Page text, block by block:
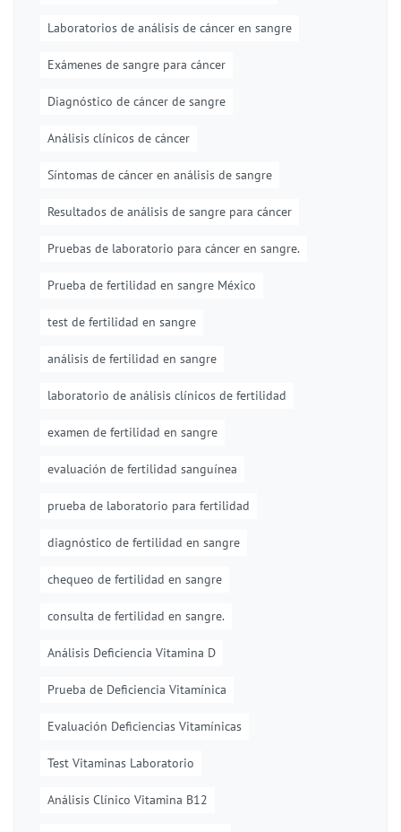
Laboratorios de análisis de cáncer en sangre
Exámenes de sangre para cáncer
Diagnóstico de cáncer de sangre
Análisis clínicos de cáncer
Síntomas de cáncer en análisis de sangre
Resultados de análisis de sangre para cáncer
Pruebas de laboratorio para cáncer en sangre.
Prueba de fertilidad en sangre México
test de fertilidad en sangre
análisis de fertilidad en sangre
laboratorio de análisis clínicos de fertilidad
examen de fertilidad en sangre
evaluación de fertilidad sanguínea
prueba de laboratorio para fertilidad
diagnóstico de fertilidad en sangre
chequeo de fertilidad en sangre
consulta de fertilidad en sangre.
Análisis Deficiencia Vitamina D
Prueba de Deficiencia Vitamínica
Evaluación Deficiencias Vitamínicas
Test Vitaminas Laboratorio
Análisis Clínico Vitamina B12